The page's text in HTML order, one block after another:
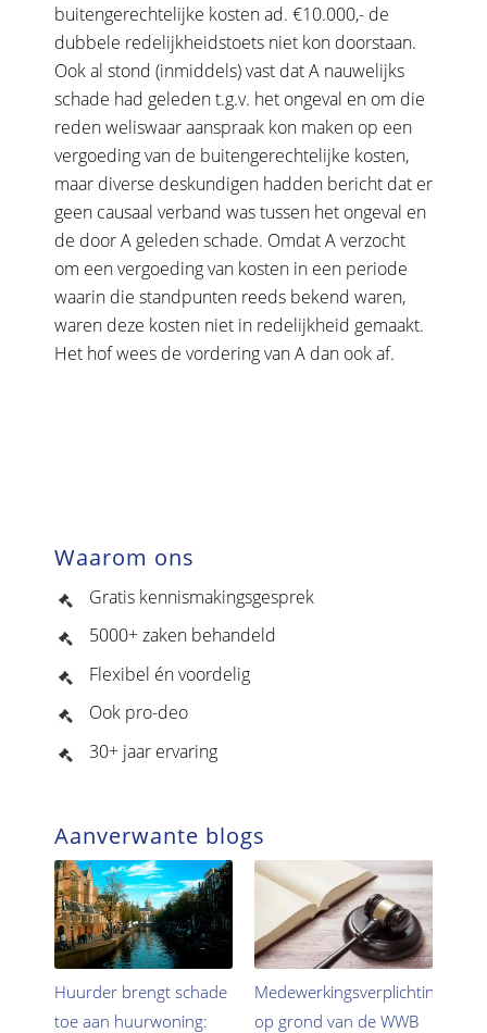
buitengerechtelijke kosten ad. €10.000,- de
dubbele redelijkheidstoets niet kon doorstaan.
Ook al stond (inmiddels) vast dat A nauwelijks
schade had geleden t.g.v. het ongeval en om die
reden weliswaar aanspraak kon maken op een
vergoeding van de buitengerechtelijke kosten,
maar diverse deskundigen hadden bericht dat er
geen causaal verband was tussen het ongeval en
de door A geleden schade. Omdat A verzocht
om een vergoeding van kosten in een periode
waarin die standpunten reeds bekend waren,
waren deze kosten niet in redelijkheid gemaakt.
Het hof wees de vordering van A dan ook af.
Waarom ons
Gratis kennismakingsgesprek
5000+ zaken behandeld
Flexibel én voordelig
Ook pro-deo
30+ jaar ervaring
Aanverwante blogs
Huurder brengt schade
toe aan huurwoning:
Medewerkingsverplichting
op grond van de WWB